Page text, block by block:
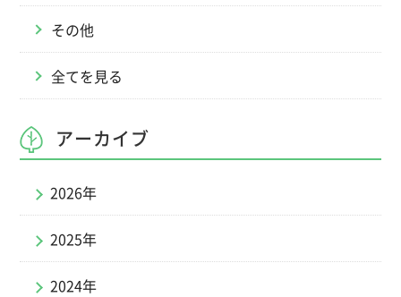
その他
全てを見る
アーカイブ
2026年
2025年
2024年